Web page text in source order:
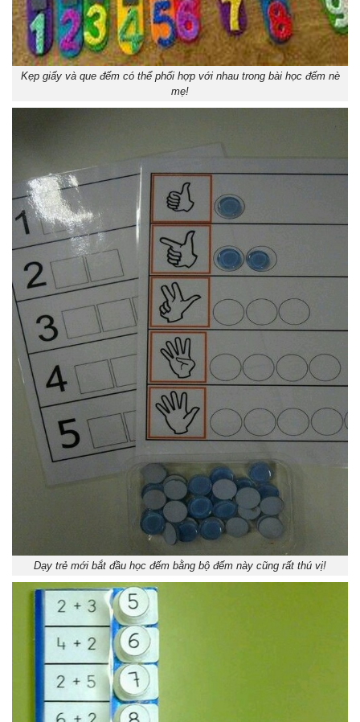
Kẹp giấy và que đếm có thể phối hợp với nhau trong bài học đếm nè
mẹ!
Dạy trẻ mới bắt đầu học đếm bằng bộ đếm này cũng rất thú vị!